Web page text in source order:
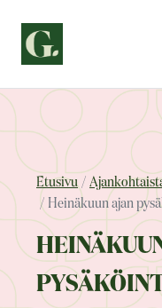
sisältöön
Etusivu
Heinäkuun ajan